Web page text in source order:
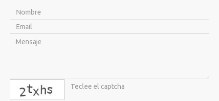
captcha